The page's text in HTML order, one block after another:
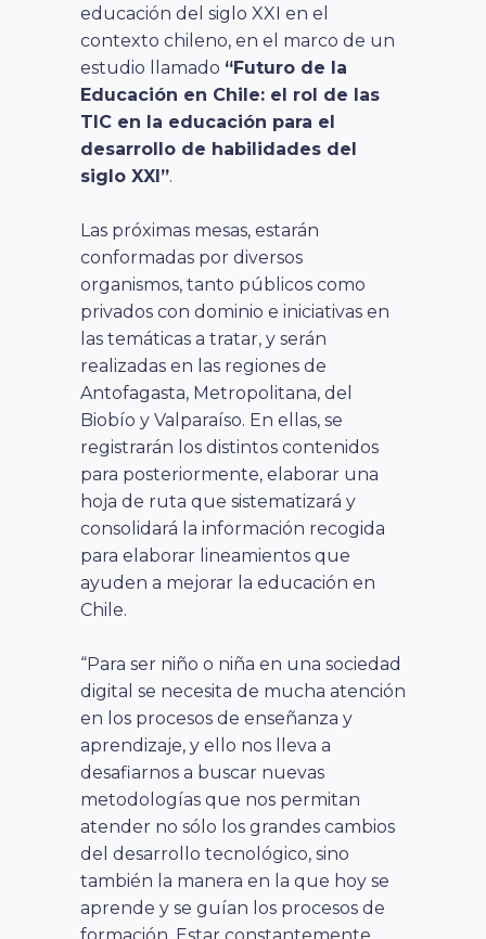
educación del siglo XXI en el
contexto chileno, en el marco de un
estudio llamado “Futuro de la
Educación en Chile: el rol de las
TIC en la educación para el
desarrollo de habilidades del
siglo XXI”.
Las próximas mesas, estarán
conformadas por diversos
organismos, tanto públicos como
privados con dominio e iniciativas en
las temáticas a tratar, y serán
realizadas en las regiones de
Antofagasta, Metropolitana, del
Biobío y Valparaíso. En ellas, se
registrarán los distintos contenidos
para posteriormente, elaborar una
hoja de ruta que sistematizará y
consolidará la información recogida
para elaborar lineamientos que
ayuden a mejorar la educación en
Chile.
“Para ser niño o niña en una sociedad
digital se necesita de mucha atención
en los procesos de enseñanza y
aprendizaje, y ello nos lleva a
desafiarnos a buscar nuevas
metodologías que nos permitan
atender no sólo los grandes cambios
del desarrollo tecnológico, sino
también la manera en la que hoy se
aprende y se guían los procesos de